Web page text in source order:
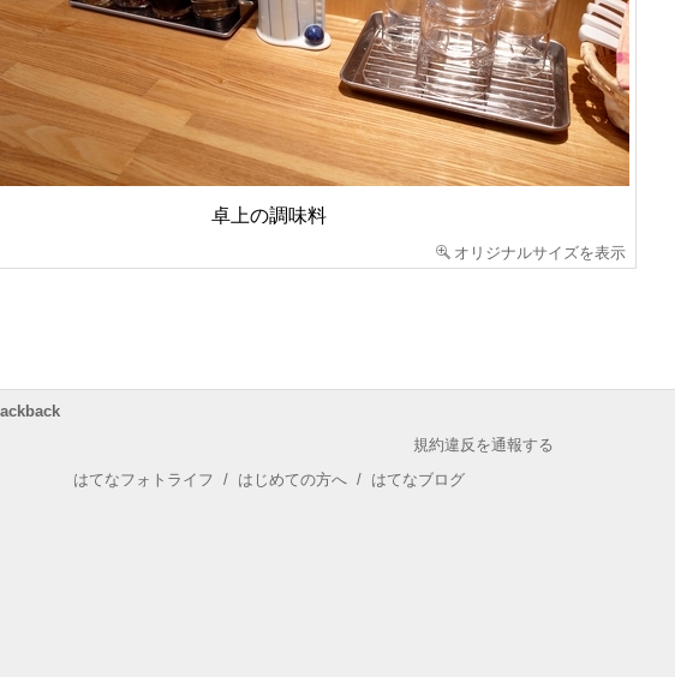
卓上の調味料
オリジナルサイズを表示
規約違反を通報する
はてなフォトライフ / はじめての方へ / はてなブログ